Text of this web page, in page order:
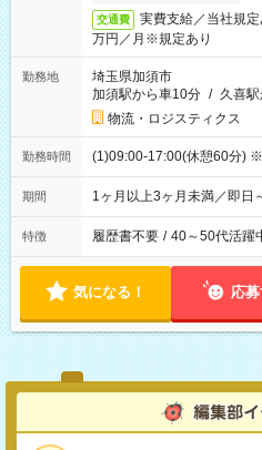
交通費
実費支給／当社規
万円／月※規定あり
勤務地
埼玉県加須市
加須駅から車10分 / 久喜
物流・ロジスティクス
勤務時間 (1)09:00-17:00(休憩60分)
期間 1ヶ月以上3ヶ月未満／即日
特徴 履歴書不要 / 40～50代活躍
気になる！ 応